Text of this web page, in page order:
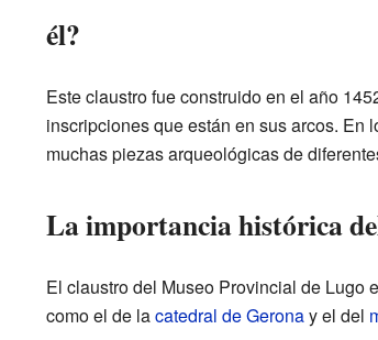
él?
Este claustro fue construido en el año
inscripciones que están en sus arcos. En
muchas piezas arqueológicas de
La importancia histórica
El claustro del Museo Provincial de Lugo
como el de lacatedral de Geronay el del